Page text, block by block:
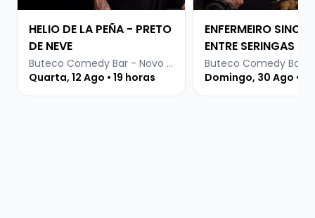
HELIO DE LA PEÑA - PRETO
DE NEVE
Buteco Comedy Bar - Novo Hamburgo
Quarta, 12 Ago • 19 horas
ENFERMEIRO
ENTRE SERINGAS E
Domingo, 30 Ago •